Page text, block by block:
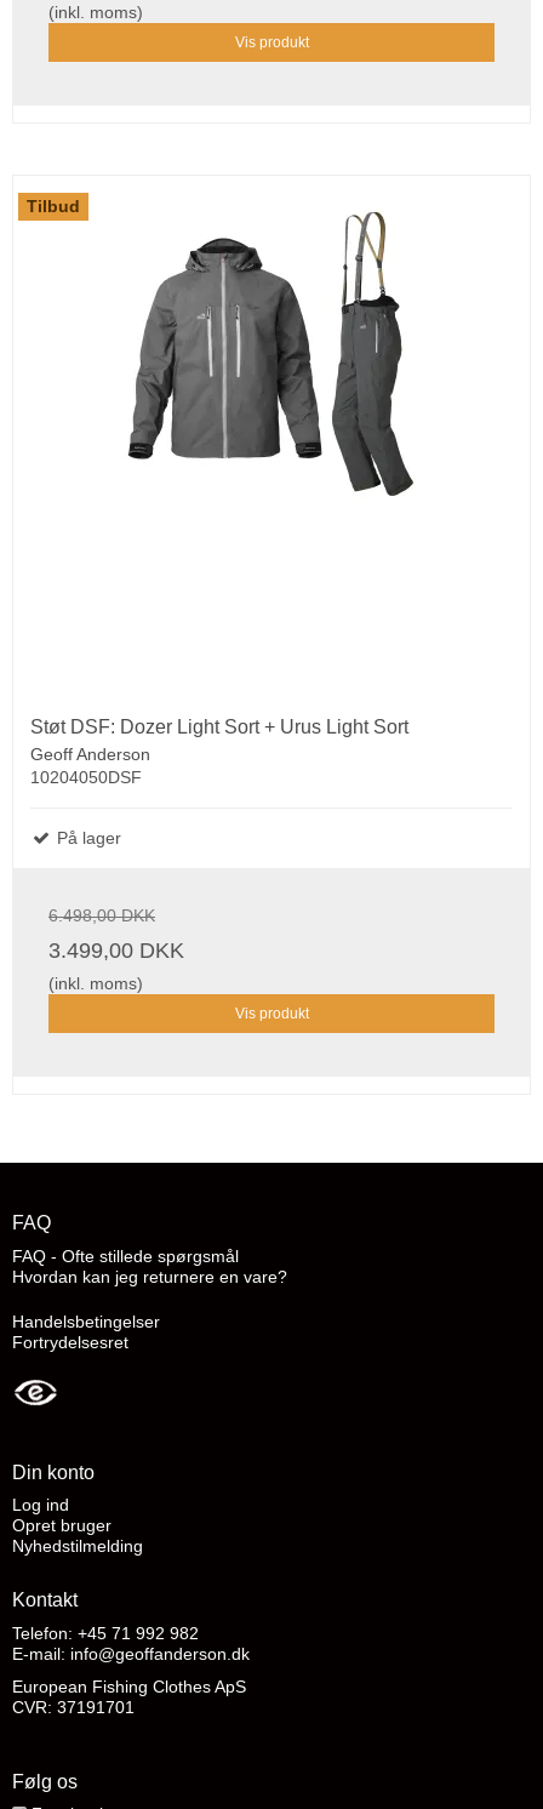
(inkl. moms)
Vis produkt
Tilbud
Støt DSF: Dozer Light Sort + Urus Light Sort
Geoff Anderson
10204050DSF
På lager
6.498,00 DKK
3.499,00 DKK
(inkl. moms)
Vis produkt
FAQ
FAQ - Ofte stillede spørgsmål
Hvordan kan jeg returnere en vare?
Handelsbetingelser
Fortrydelsesret
Din konto
Log ind
Opret bruger
Nyhedstilmelding
Kontakt
Telefon: +45 71 992 982
E-mail: info@geoffanderson.dk
European Fishing Clothes ApS
CVR: 37191701
Følg os